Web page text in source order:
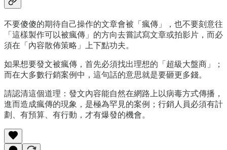
不要傻傻的期待自己操作的文章會被「瘋傳」，也不要刻意往
「這樣製作可以被瘋傳」的方向去嘗試寫文章或拍影片，而必
須在「內容散佈策略」上下點功夫。
如果想要發文被瘋傳，首先必須找出理想的「超級大盤商」；
而在大多數行銷案例中，這句話的意思就是要砸更多錢。
請認清這個道理：發文內容能自然在網路上以病毒方式傳播，
進而造成瘋傳的現象，是極為罕見的案例；行銷人員必須有計
劃、有預算、有行動，才有爆發的機會。